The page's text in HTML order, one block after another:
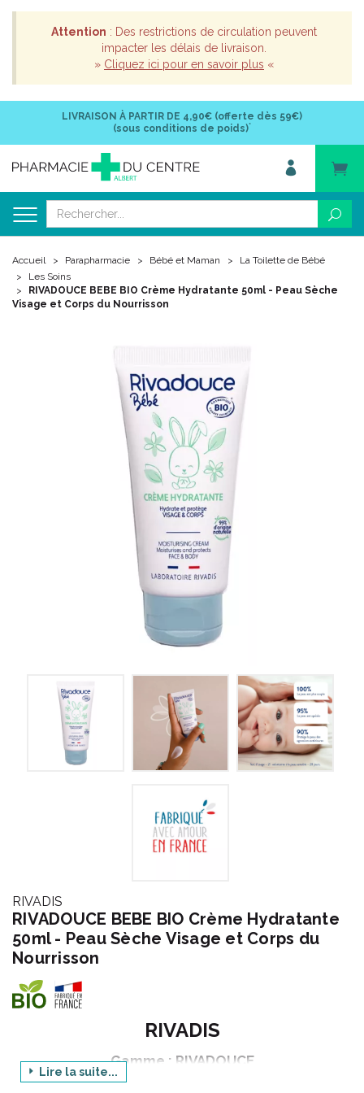
Attention : Des restrictions de circulation peuvent
impacter les délais de livraison.
» Cliquez ici pour en savoir plus «
LIVRAISON À PARTIR DE 4,90€ (offerte dès 59€)
(sous conditions de poids)*
Accueil Parapharmacie Bébé et Maman
La Toilette de Bébé
Les Soins
RIVADOUCE BEBE BIO Crème Hydratante 50ml - Peau Sèche
Visage et Corps du Nourrisson
RIVADIS
RIVADOUCE BEBE BIO Crème Hydratante
50ml - Peau Sèche Visage et Corps du
Nourrisson
RIVADIS
Gamme : RIVADOUCE
Déclinaison : BEBE
Lire la suite...